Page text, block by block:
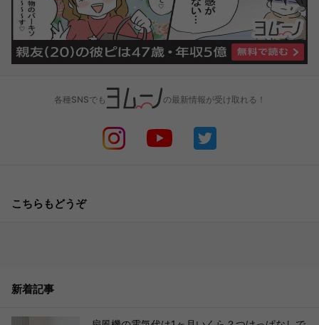
各種SNSでも の最新情報が受け取れる！
こちらもどうぞ
新着記事